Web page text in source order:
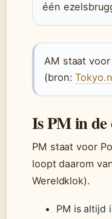
één
AM staat
(bron:
Is PM in de
PM staat voor
loopt daarom
Wereldklok).
PM is altijd